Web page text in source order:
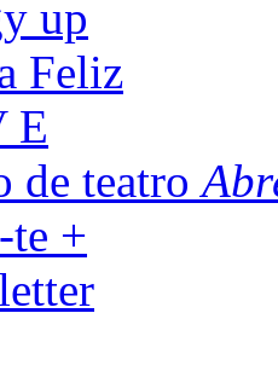
up
Feliz
E
de teatro
te +